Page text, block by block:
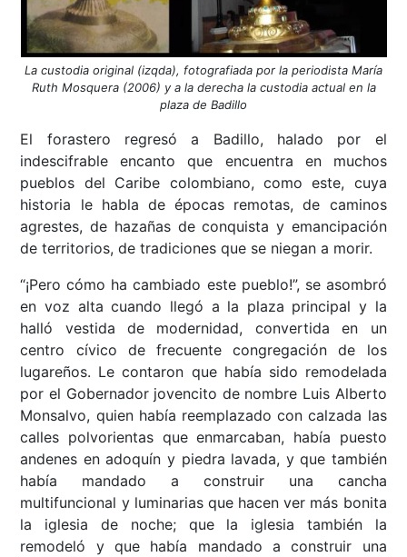
La custodia original (izqda), fotografiada por la periodista María
Ruth Mosquera (2006) y a la derecha la custodia actual en la
plaza de Badillo
El forastero regresó a Badillo, halado por el
indescifrable encanto que encuentra en muchos
pueblos del Caribe colombiano, como este, cuya
historia le habla de épocas remotas, de caminos
agrestes, de hazañas de conquista y emancipación
de territorios, de tradiciones que se niegan a morir.
“¡Pero cómo ha cambiado este pueblo!”, se asombró
en voz alta cuando llegó a la plaza principal y la
halló vestida de modernidad, convertida en un
centro cívico de frecuente congregación de los
lugareños. Le contaron que había sido remodelada
por el Gobernador jovencito de nombre Luis Alberto
Monsalvo, quien había reemplazado con calzada las
calles polvorientas que enmarcaban, había puesto
andenes en adoquín y piedra lavada, y que también
había mandado a construir una cancha
multifuncional y luminarias que hacen ver más bonita
la iglesia de noche; que la iglesia también la
remodeló y que había mandado a construir una